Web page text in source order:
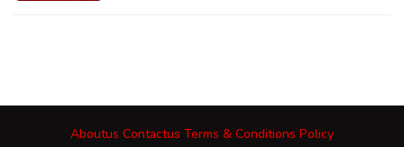
Aboutus Contactus Terms & Conditions Policy